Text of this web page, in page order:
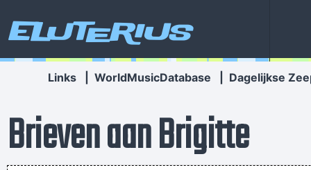
Eluterius
Links WorldMusicDatabase Dagelijkse
Brieven aan Brigitte